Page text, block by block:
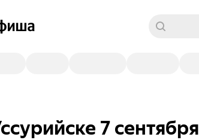
7 сентября